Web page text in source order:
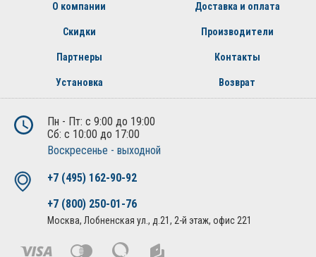
О компании Доставка и оплата
Скидки Производители
Партнеры Контакты
Установка Возврат
Пн - Пт: с 9:00 до 19:00
Сб: с 10:00 до 17:00
Воскресенье - выходной
+7 (495) 162-90-92
+7 (800) 250-01-76
Москва, Лобненская ул., д.21, 2-й этаж, офис 221